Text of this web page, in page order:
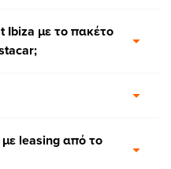
με το πακέτο
leasing από το